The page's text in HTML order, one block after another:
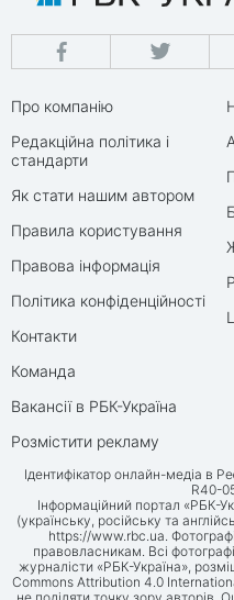
Про компанію
Редакційна політика і
стандарти
Як стати нашим автором
Правила користування
Правова інформація
Політика конфіденційності
Контакти
Команда
Вакансії в РБК-Україна
Розмістити рекламу
Ідентифікатор онлайн-медіа в
R40-
Інформаційний портал «РБК-
(українську, російську та
https://www.rbc.ua.
правовласникам. Всі
журналісти «РБК-Україна»,
Commons Attribution 4.0